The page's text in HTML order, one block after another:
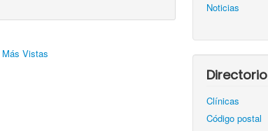
Más Vistas
Noticias
Directorio
Clínicas
Código postal